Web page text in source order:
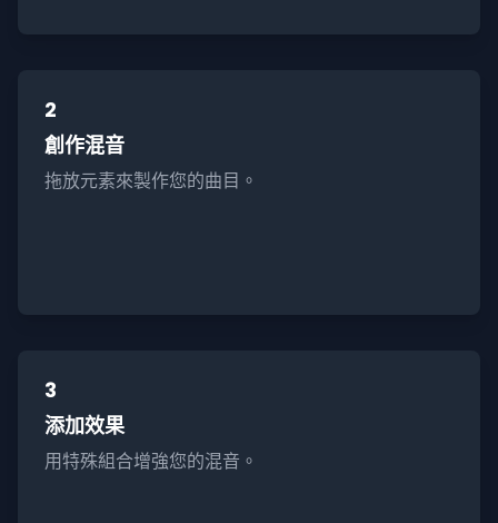
2
創作混音
拖放元素來製作您的曲目。
3
添加效果
用特殊組合增強您的混音。